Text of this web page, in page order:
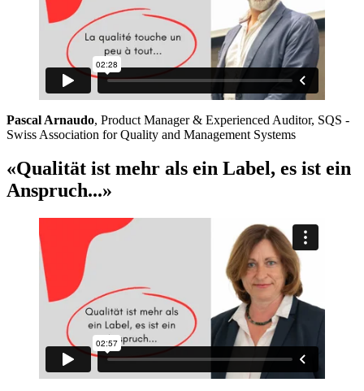
Pascal Arnaudo, Product Manager & Experienced Auditor, SQS -
Swiss Association for Quality and Management Systems
«Qualität ist mehr als ein Label, es ist ein
Anspruch...»